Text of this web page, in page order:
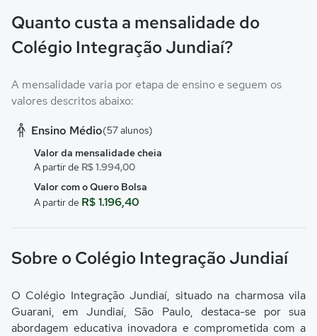
Quanto custa a mensalidade do
Colégio Integração Jundiaí?
A mensalidade varia por etapa de ensino e seguem os
valores descritos abaixo:
Ensino Médio(57 alunos)
Valor da mensalidade cheia
A partir de R$ 1.994,00
Valor com o Quero Bolsa
A partir de R$ 1.196,40
Sobre o Colégio Integração Jundiaí
O Colégio Integração Jundiaí, situado na charmosa vila
Guarani, em Jundiaí, São Paulo, destaca-se por sua
abordagem educativa inovadora e comprometida com a